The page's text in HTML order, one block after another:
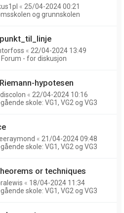
« 25/04-2024 00:21
og grunnskolen
« 22/04-2024 13:49
- for diskusjon
hypotesen
« 22/04-2024 10:16
skole: VG1, VG2 og VG3
« 21/04-2024 09:48
skole: VG1, VG2 og VG3
or techniques
« 18/04-2024 11:34
skole: VG1, VG2 og VG3